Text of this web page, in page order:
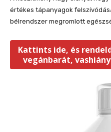
értékes tápanyagok
bélrendszer megromlott
Kattints ide, és
vegánbarát,